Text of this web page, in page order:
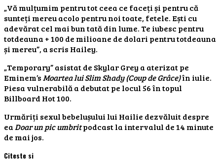
„Vă mulțumim pentru tot ceea ce faceți și pentru că
sunteți mereu acolo pentru noi toate, fetele. Ești cu
adevărat cel mai bun tată din lume. Te iubesc pentru
totdeauna + 100 de milioane de dolari pentru totdeauna
și mereu”, a scris Hailey.
„Temporary” asistat de Skylar Grey a aterizat pe
Eminem’sMoartea lui Slim Shady (Coup de Grâce)în iulie.
Piesa vulnerabilă a debutat pe locul 56 în topul
Billboard Hot 100.
Urmăriți sexul bebelușului lui Hailie dezvăluit despre
ea Doar un pic umbritpodcast la intervalul de 14 minute
de mai jos.
Citeste si